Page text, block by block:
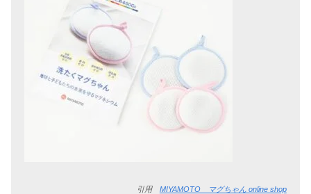
引用 MIYAMOTO マグちゃん online shop